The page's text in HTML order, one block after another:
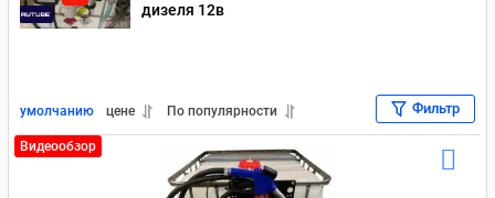
дизеля 12в
умолчанию цене По популярности Фильтр
Видеообзор